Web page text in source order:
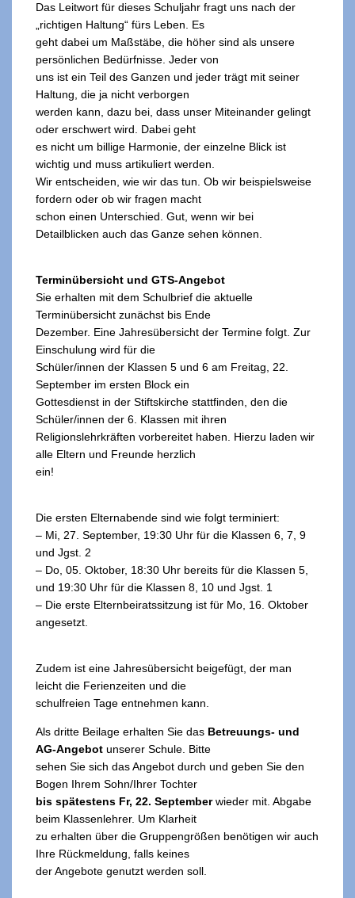
Das Leitwort für dieses Schuljahr fragt uns nach der
„richtigen Haltung“ fürs Leben. Es
geht dabei um Maßstäbe, die höher sind als unsere
persönlichen Bedürfnisse. Jeder von
uns ist ein Teil des Ganzen und jeder trägt mit seiner
Haltung, die ja nicht verborgen
werden kann, dazu bei, dass unser Miteinander gelingt
oder erschwert wird. Dabei geht
es nicht um billige Harmonie, der einzelne Blick ist
wichtig und muss artikuliert werden.
Wir entscheiden, wie wir das tun. Ob wir beispielsweise
fordern oder ob wir fragen macht
schon einen Unterschied. Gut, wenn wir bei
Detailblicken auch das Ganze sehen können.
Terminübersicht und GTS-Angebot
Sie erhalten mit dem Schulbrief die aktuelle
Terminübersicht zunächst bis Ende
Dezember. Eine Jahresübersicht der Termine folgt. Zur
Einschulung wird für die
Schüler/innen der Klassen 5 und 6 am Freitag, 22.
September im ersten Block ein
Gottesdienst in der Stiftskirche stattfinden, den die
Schüler/innen der 6. Klassen mit ihren
Religionslehrkräften vorbereitet haben. Hierzu laden wir
alle Eltern und Freunde herzlich
ein!
Die ersten Elternabende sind wie folgt terminiert:
– Mi, 27. September, 19:30 Uhr für die Klassen 6, 7, 9
und Jgst. 2
– Do, 05. Oktober, 18:30 Uhr bereits für die Klassen 5,
und 19:30 Uhr für die Klassen 8, 10 und Jgst. 1
– Die erste Elternbeiratssitzung ist für Mo, 16. Oktober
angesetzt.
Zudem ist eine Jahresübersicht beigefügt, der man
leicht die Ferienzeiten und die
schulfreien Tage entnehmen kann.
Als dritte Beilage erhalten Sie das Betreuungs- und
AG-Angebot unserer Schule. Bitte
sehen Sie sich das Angebot durch und geben Sie den
Bogen Ihrem Sohn/Ihrer Tochter
bis spätestens Fr, 22. Septemberwieder mit. Abgabe
beim Klassenlehrer. Um Klarheit
zu erhalten über die Gruppengrößen benötigen wir auch
Ihre Rückmeldung, falls keines
der Angebote genutzt werden soll.